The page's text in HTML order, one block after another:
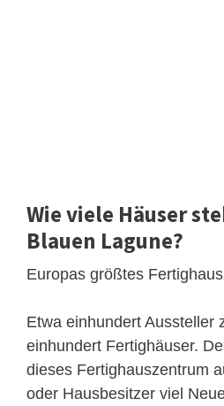
Wie viele Häuser
Blauen Lagune?
Europas größtes
Etwa einhundert Aussteller
einhundert Fertighäuser.
dieses Fertighauszentrum
oder Hausbesitzer viel